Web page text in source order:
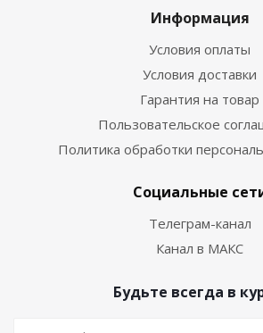
Информация
Условия оплаты
Условия доставки
Гарантия на товар
Пользовательское
Политика обработки
Социальные
Телеграм-канал
Канал в МАКС
Будьте всегда в